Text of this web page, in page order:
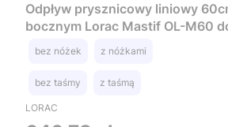
Odpływ prysznicowy liniowy
bocznym Lorac Mastif OL-M60
kaflem
bez nóżek z nóżkami
bez taśmy z taśmą
LORAC